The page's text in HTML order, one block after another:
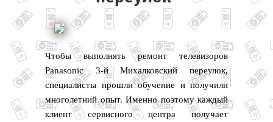
Чтобы выполнять ремонт телевизоров
Panasonic 3-й Михалковский переулок,
специалисты прошли обучение и получили
многолетний опыт. Именно поэтому каждый
клиент сервисного центра получает